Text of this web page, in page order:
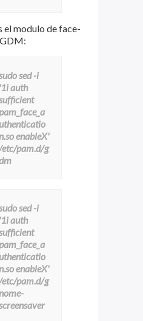
el modulo de face-
sed -i
'1i auth
uthenticatio
enableX'
pam.d/g
sed -i
'1i auth
uthenticatio
enableX'
pam.d/g